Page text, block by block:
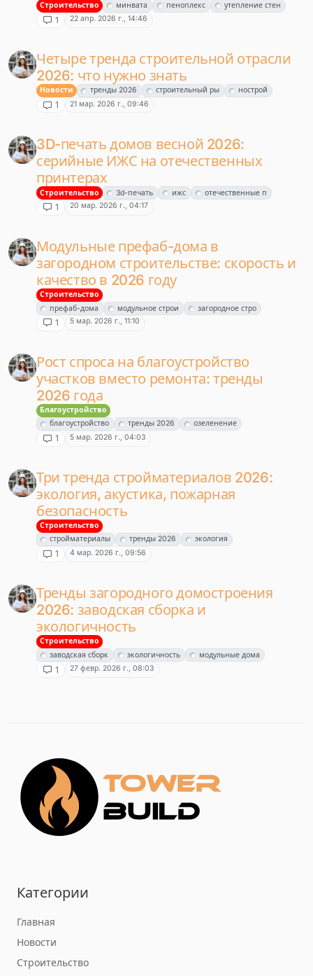
Строительство минвата пеноплекс утепление стен
1 22 апр. 2026 г., 14:46
Четыре тренда строительной отрасли
2026: что нужно знать
Новости тренды 2026 строительный ры нострой
1 21 мар. 2026 г., 09:46
3D-печать домов весной 2026:
серийные ИЖС на отечественных
принтерах
Строительство 3d-печать ижс отечественные п
1 20 мар. 2026 г., 04:17
Модульные префаб-дома в
загородном строительстве: скорость и
качество в 2026 году
Строительство
префаб-дома
модульное строи загородное стро
1 5 мар. 2026 г., 11:10
Рост спроса на благоустройство
участков вместо ремонта: тренды
2026 года
Благоустройство
благоустройство
тренды 2026 озеленение
1 5 мар. 2026 г., 04:03
Три тренда стройматериалов 2026:
экология, акустика, пожарная
безопасность
Строительство
стройматериалы
тренды 2026 экология
1 4 мар. 2026 г., 09:56
Тренды загородного домостроения
2026: заводская сборка и
экологичность
Строительство
заводская сборк
экологичность модульные дома
1 27 февр. 2026 г., 08:03
Категории
Главная
Новости
Строительство